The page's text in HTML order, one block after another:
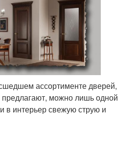
ассортименте дверей,
предлагают, можно лишь одной
в интерьер свежую струю и